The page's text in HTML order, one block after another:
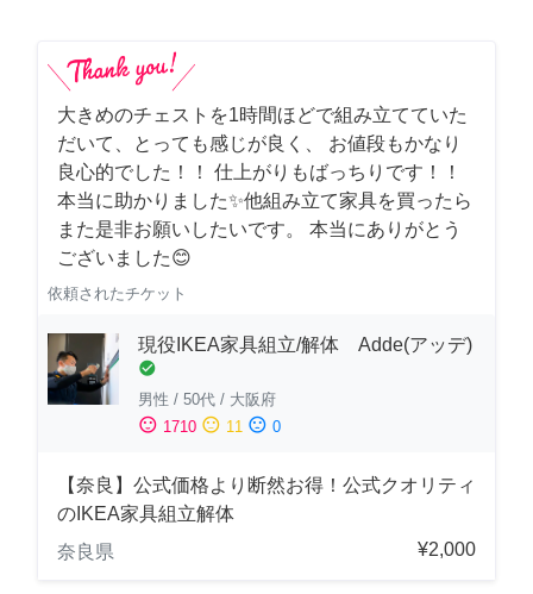
大きめのチェストを1時間ほどで組み立てていた
だいて、とっても感じが良く、 お値段もかなり
良心的でした！！ 仕上がりもばっちりです！！
本当に助かりました✨他組み立て家具を買ったら
また是非お願いしたいです。 本当にありがとう
ございました😊
依頼されたチケット
現役IKEA家具組立/解体 Adde(アッデ)
check_circle
男性 / 50代 / 大阪府
sentiment_satisfied 1710 sentiment_neutral 11 sentiment_dissatisfied 0
【奈良】公式価格より断然お得！公式クオリティ
のIKEA家具組立解体
奈良県
¥2,000